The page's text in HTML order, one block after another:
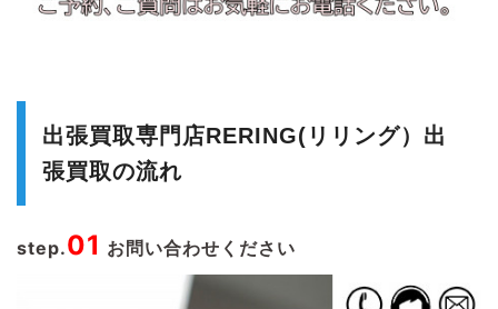
出張買取専門店RERING(リリング）出
張買取の流れ
step.01 お問い合わせください